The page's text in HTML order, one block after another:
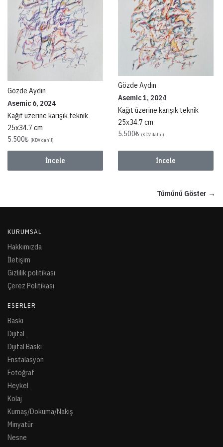
Gözde Aydın
Asemic 6, 2024
Kağıt üzerine karışık teknik
25x34.7 cm
5.500₺ (KDV dahil)
İncele
Gözde Aydın
Asemic 1, 2024
Kağıt üzerine karışık teknik
25x34.7 cm
5.500₺ (KDV dahil)
İncele
Tümünü Göster →
KURUMSAL
Hakkımızda
İletişim
Gizlilik politikası
Çerez Politikası
ESERLER
Baskı
Dijital
Dijital Baskı
Enstalasyon
Fotoğraf
Heykel
Kolaj
Kumaş/Dokuma/Nakış
Minyatür
Nesne